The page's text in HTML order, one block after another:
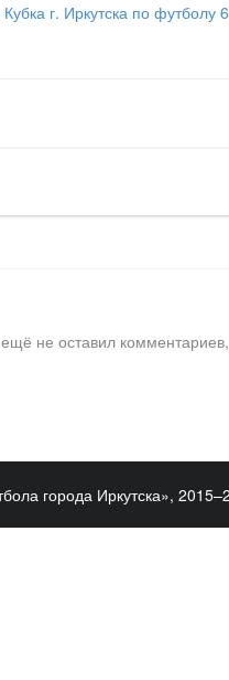
г. Иркутска по футболу
не оставил
города Иркутска»,